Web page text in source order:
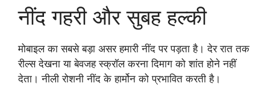
नींद गहरी और सुबह हल्की
मोबाइल का सबसे बड़ा असर हमारी नींद पर पड़ता है। देर रात तक
रील्स देखना या बेवजह स्क्रॉल करना दिमाग को शांत होने नहीं
देता। नीली रोशनी नींद के हार्मोन को प्रभावित करती है।